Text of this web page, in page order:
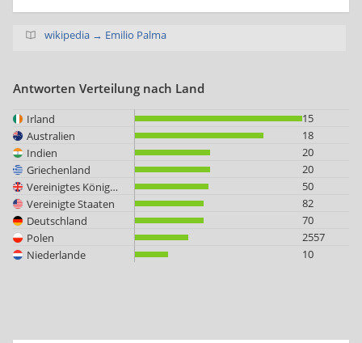
wikipedia → Emilio Palma
Antworten Verteilung nach Land
Irland
15
Australien
18
Indien
20
Griechenland
20
Vereinigtes Königreich
50
Vereinigte Staaten
82
Deutschland
70
Polen
2557
Niederlande
10